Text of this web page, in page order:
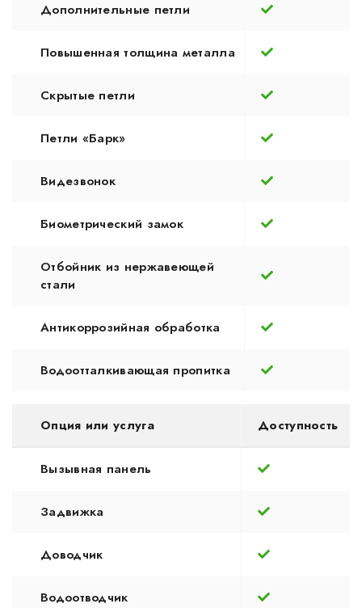
Дополнительные петли
Повышенная толщина металла
Скрытые петли
Петли «Барк»
Видезвонок
Биометрический замок
Отбойник из нержавеющей
стали
Антикоррозийная обработка
Водоотталкивающая пропитка
Опция или услуга Доступность
Вызывная панель
Задвижка
Доводчик
Водоотводчик